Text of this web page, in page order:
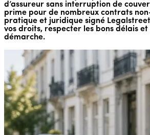
d’assureur sans interruption de
prime pour de nombreux contrats
pratique et juridique signé
vos droits, respecter les bons délais
démarche.